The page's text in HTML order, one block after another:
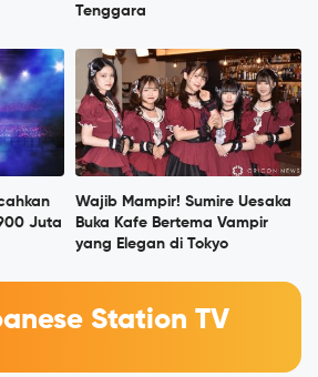
Tenggara
Juta
Wajib Mampir! Sumire Uesaka
Buka Kafe Bertema Vampir
yang Elegan di Tokyo
Station TV